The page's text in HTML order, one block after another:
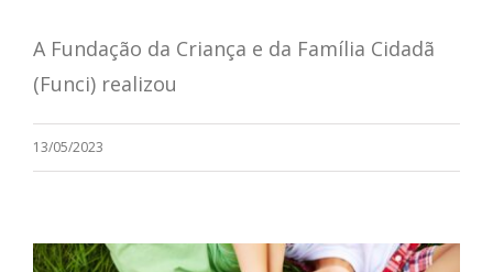
A Fundação da Criança e da Família Cidadã
(Funci) realizou
13/05/2023